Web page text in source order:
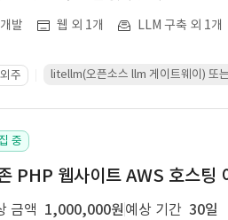
개발 웹 외 1개 LLM 구축 외 1개
외주 litellm(오픈소스 llm 게이트웨이) 또
중
PHP 웹사이트 AWS 호스팅
금액 1,000,000원 예상 기간 30일